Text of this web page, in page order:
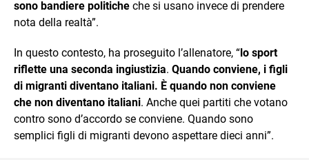
sono bandiere politiche che si usano invece di prendere
nota della realtà”.
In questo contesto, ha proseguito l’allenatore, “lo sport
riflette una seconda ingiustizia. Quando conviene, i figli
di migranti diventano italiani. È quando non conviene
che non diventano italiani. Anche quei partiti che votano
contro sono d’accordo se conviene. Quando sono
semplici figli di migranti devono aspettare dieci anni”.